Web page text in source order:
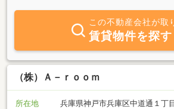
す。アフターも安心な当社に、不動産のこと
に、ご相談下さいませ。社員一同、心よりお
この不動産会社が取
賃貸物件を探す
（株）Ａ－ｒｏｏｍ
所在地
兵庫県神戸市兵庫区中道通１丁